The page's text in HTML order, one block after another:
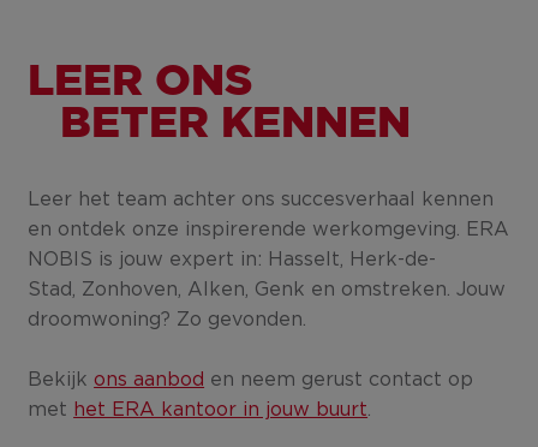
LEER ONS
BETER KENNEN
Leer het team achter ons succesverhaal kennen
en ontdek onze inspirerende werkomgeving. ERA
NOBIS is jouw expert in: Hasselt, Herk-de-
Stad, Zonhoven, Alken, Genk en omstreken. Jouw
droomwoning? Zo gevonden.
Bekijkons aanbod en neem gerust contact op
met het ERA kantoor in jouw buurt